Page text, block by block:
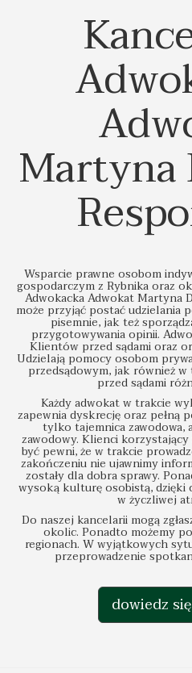
Martyna
Wsparcie prawne osobom
gospodarczym z Rybnika oraz
Adwokacka Adwokat Martyna
może przyjąć postać udzielania
pisemnie, jak też
przygotowywania opinii.
Klientów przed sądami oraz
Udzielają pomocy osobom
przedsądowym, jak również
przed sądami
Każdy adwokat w trakcie
zapewnia dyskrecję oraz pełną
tylko tajemnica zawodowa,
zawodowy. Klienci
być pewni, że w trakcie
zakończeniu nie ujawnimy
zostały dla dobra sprawy.
wysoką kulturę osobistą, dzięki
w życzliwej
Do naszej kancelarii mogą
okolic. Ponadto możemy
regionach. W wyjątkowych
przeprowadzenie
dowiedz